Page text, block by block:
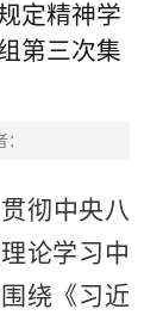
定精神学
第三次集
彻中央八
论学习中
围绕《习近